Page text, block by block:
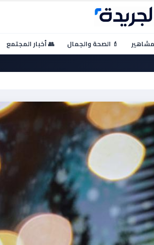
💄 الصحة والجمال 👥 أخبار المجتمع